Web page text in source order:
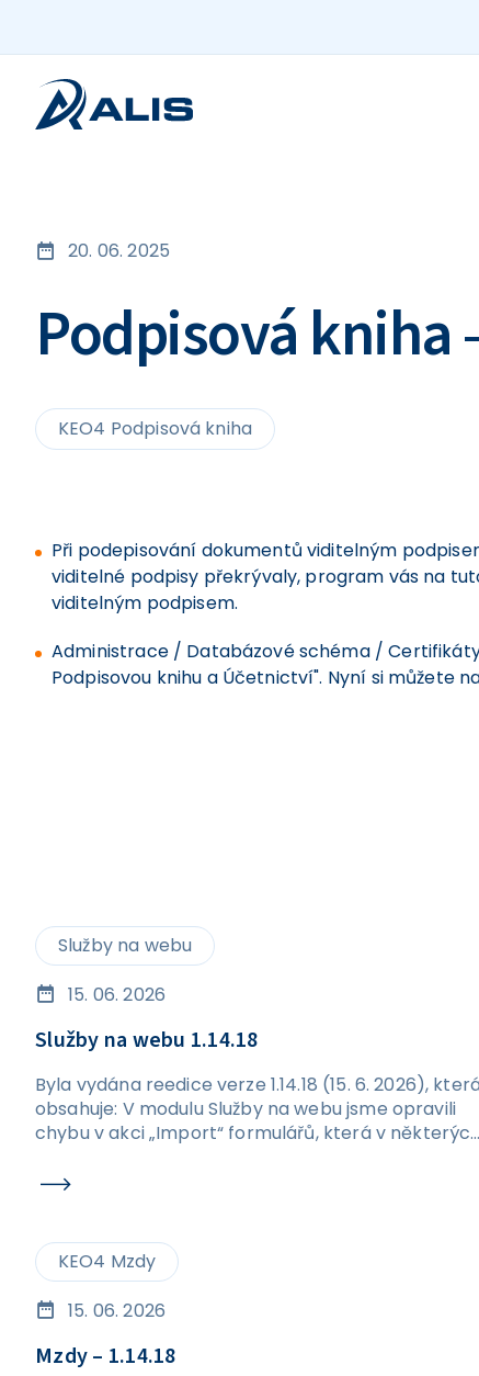
20. 06. 2025
Podpisová kniha
KEO4 Podpisová kniha
Při podepisování dokumentů viditelným
viditelné podpisy překrývaly, program vás na
viditelným podpisem.
Administrace / Databázové schéma /
Podpisovou knihu a Účetnictví". Nyní si můžete
Služby na webu
15. 06. 2026
Služby na webu 1.14.18
Byla vydána reedice verze 1.14.18 (15. 6. 2026),
obsahuje: V modulu Služby na webu jsme opravili
chybu v akci „Import“ formulářů, která v některých
formulářů.
KEO4 Mzdy
15. 06. 2026
Mzdy – 1.14.18